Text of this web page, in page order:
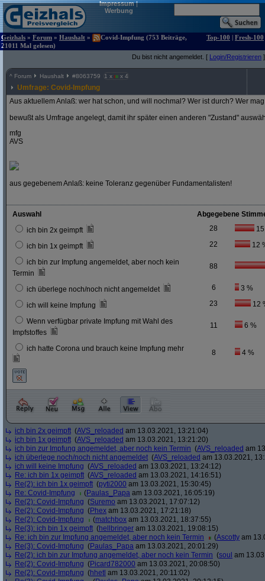
Impressum|
Werbung
Geizhals » Forum » Haushalt »
Covid-Impfung (753 Beiträge,
21011 Mal gelesen)
Top-100 | Fresh-100
Du bist nicht angemeldet. [ Login/Registrieren ]
^ Forum Haushalt #8063759 1 x x 4
Umfrage: Covid-Impfung
Aus aktuellem Anlaß: wer hat schon, und will nochmal? Wer ist durch? Wer
bewußt als Umfrage angelegt, damit ihr später einen anderen "Zustand"
mfg
AVS
aus gegebenem Anlaß: keine Toleranz gegenüber Fundamentalisten!
Auswahl
Abgegebene
ich bin 2x geimpft
28 15
ich bin 1x geimpft 22 12
ich bin zur Impfung angemeldet, aber noch kein
Termin
88
ich überlege noch/noch nicht angemeldet 6 3 %
ich will keine Impfung 23 12
Wenn verfügbar private Impfung mit Wahl des
Impfstoffes
11 6 %
ich hatte Corona und brauch keine Impfung mehr 8 4 %
ich bin 2x geimpft (AVS_reloaded am 13.03.2021, 13:21:04)
ich bin 1x geimpft (AVS_reloaded am 13.03.2021, 13:21:20)
ich bin zur Impfung angemeldet, aber noch kein Termin (AVS_reloaded am
ich überlege noch/noch nicht angemeldet (AVS_reloaded am 13.03.2021,
ich will keine Impfung (AVS_reloaded am 13.03.2021, 13:24:12)
Re: ich bin 1x geimpft (AVS_reloaded am 13.03.2021, 14:16:51)
Re(2): ich bin 1x geimpft (pyti2000 am 13.03.2021, 15:30:45)
Re: Covid-Impfung
(Paulas_Papa am 13.03.2021, 16:05:19)
Re(2): Covid-Impfung (Suremo am 13.03.2021, 17:07:12)
Re(2): Covid-Impfung (Phex am 13.03.2021, 17:21:18)
Re(2): Covid-Impfung
(matchbox am 13.03.2021, 18:37:55)
Re(3): ich bin 1x geimpft (hellbringer am 13.03.2021, 19:08:15)
Re: ich bin zur Impfung angemeldet, aber noch kein Termin
(Ascotty am
Re(3): Covid-Impfung (Paulas_Papa am 13.03.2021, 20:01:29)
Re(2): ich bin zur Impfung angemeldet, aber noch kein Termin (soul am
Re(2): Covid-Impfung (Picard782000 am 13.03.2021, 20:08:50)
Re(2): Covid-Impfung (hhetl am 13.03.2021, 20:11:02)